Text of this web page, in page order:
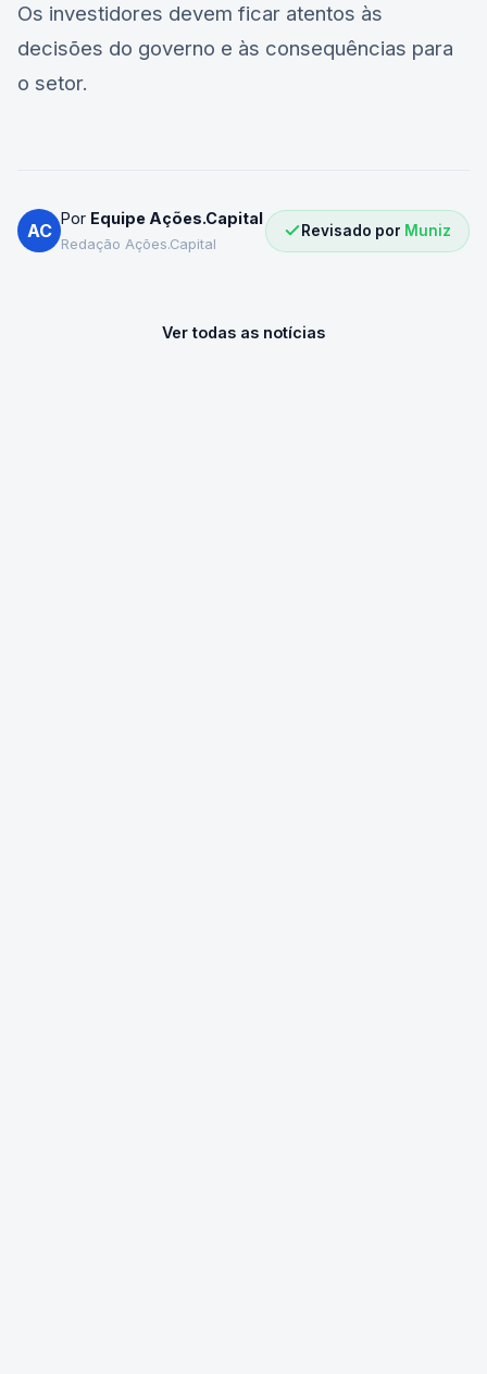
Os investidores devem ficar atentos às
decisões do governo e às consequências para
o setor.
AC
Por Equipe Ações.Capital
Redação Ações.Capital
Revisado por Muniz
Ver todas as notícias